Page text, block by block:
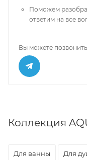
Поможем
ответим на все
Вы можете
Коллекция
Для ванны Для